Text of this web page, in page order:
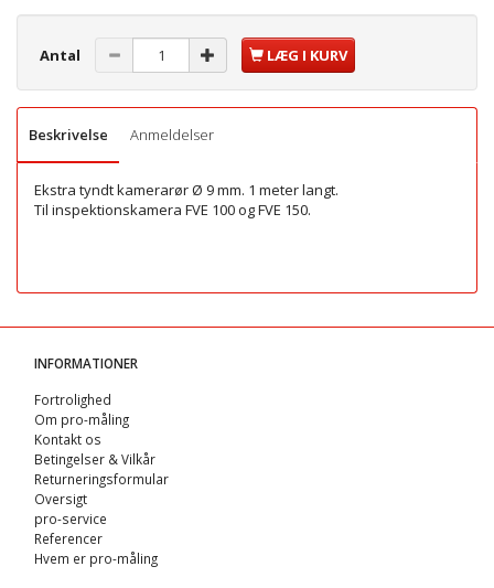
Antal LÆG I KURV
Beskrivelse Anmeldelser
Ekstra tyndt kamerarør Ø 9 mm. 1 meter langt.
Til inspektionskamera FVE 100 og FVE 150.
INFORMATIONER
Fortrolighed
Om pro-måling
Kontakt os
Betingelser & Vilkår
Returneringsformular
Oversigt
pro-service
Referencer
Hvem er pro-måling